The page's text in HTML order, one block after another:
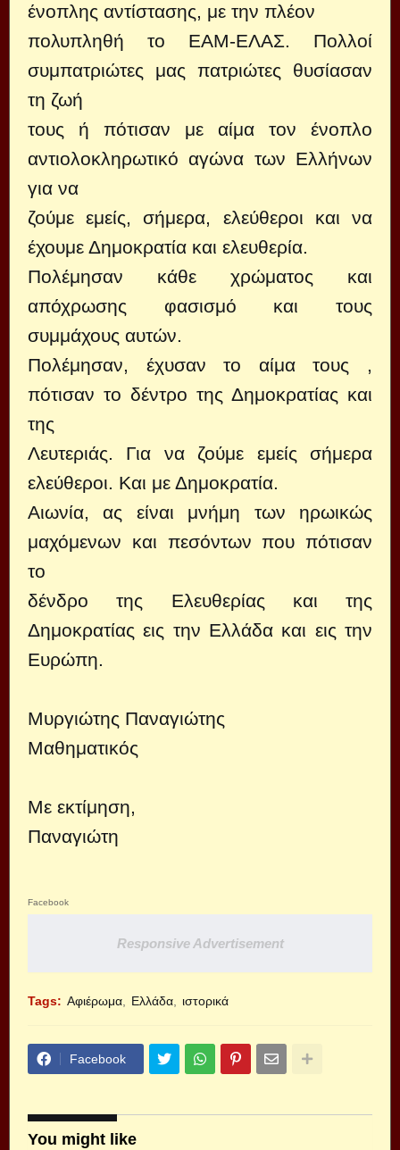
ένοπλης αντίστασης, με την πλέον
πολυπληθή το ΕΑΜ-ΕΛΑΣ. Πολλοί
συμπατριώτες μας πατριώτες θυσίασαν
τη ζωή
τους ή πότισαν με αίμα τον ένοπλο
αντιολοκληρωτικό αγώνα των Ελλήνων
για να
ζούμε εμείς, σήμερα, ελεύθεροι και να
έχουμε Δημοκρατία και ελευθερία.
Πολέμησαν κάθε χρώματος και
απόχρωσης φασισμό και τους
συμμάχους αυτών.
Πολέμησαν, έχυσαν το αίμα τους ,
πότισαν το δέντρο της Δημοκρατίας και
της
Λευτεριάς. Για να ζούμε εμείς σήμερα
ελεύθεροι. Και με Δημοκρατία.
Αιωνία, ας είναι μνήμη των ηρωικώς
μαχόμενων και πεσόντων που πότισαν
το
δένδρο της Ελευθερίας και της
Δημοκρατίας εις την Ελλάδα και εις την
Ευρώπη.
Μυργιώτης Παναγιώτης
Μαθηματικός
Με εκτίμηση,
Παναγιώτη
Facebook
Responsive Advertisement
Tags: Αφιέρωμα Ελλάδα ιστορικά
Facebook
You might like